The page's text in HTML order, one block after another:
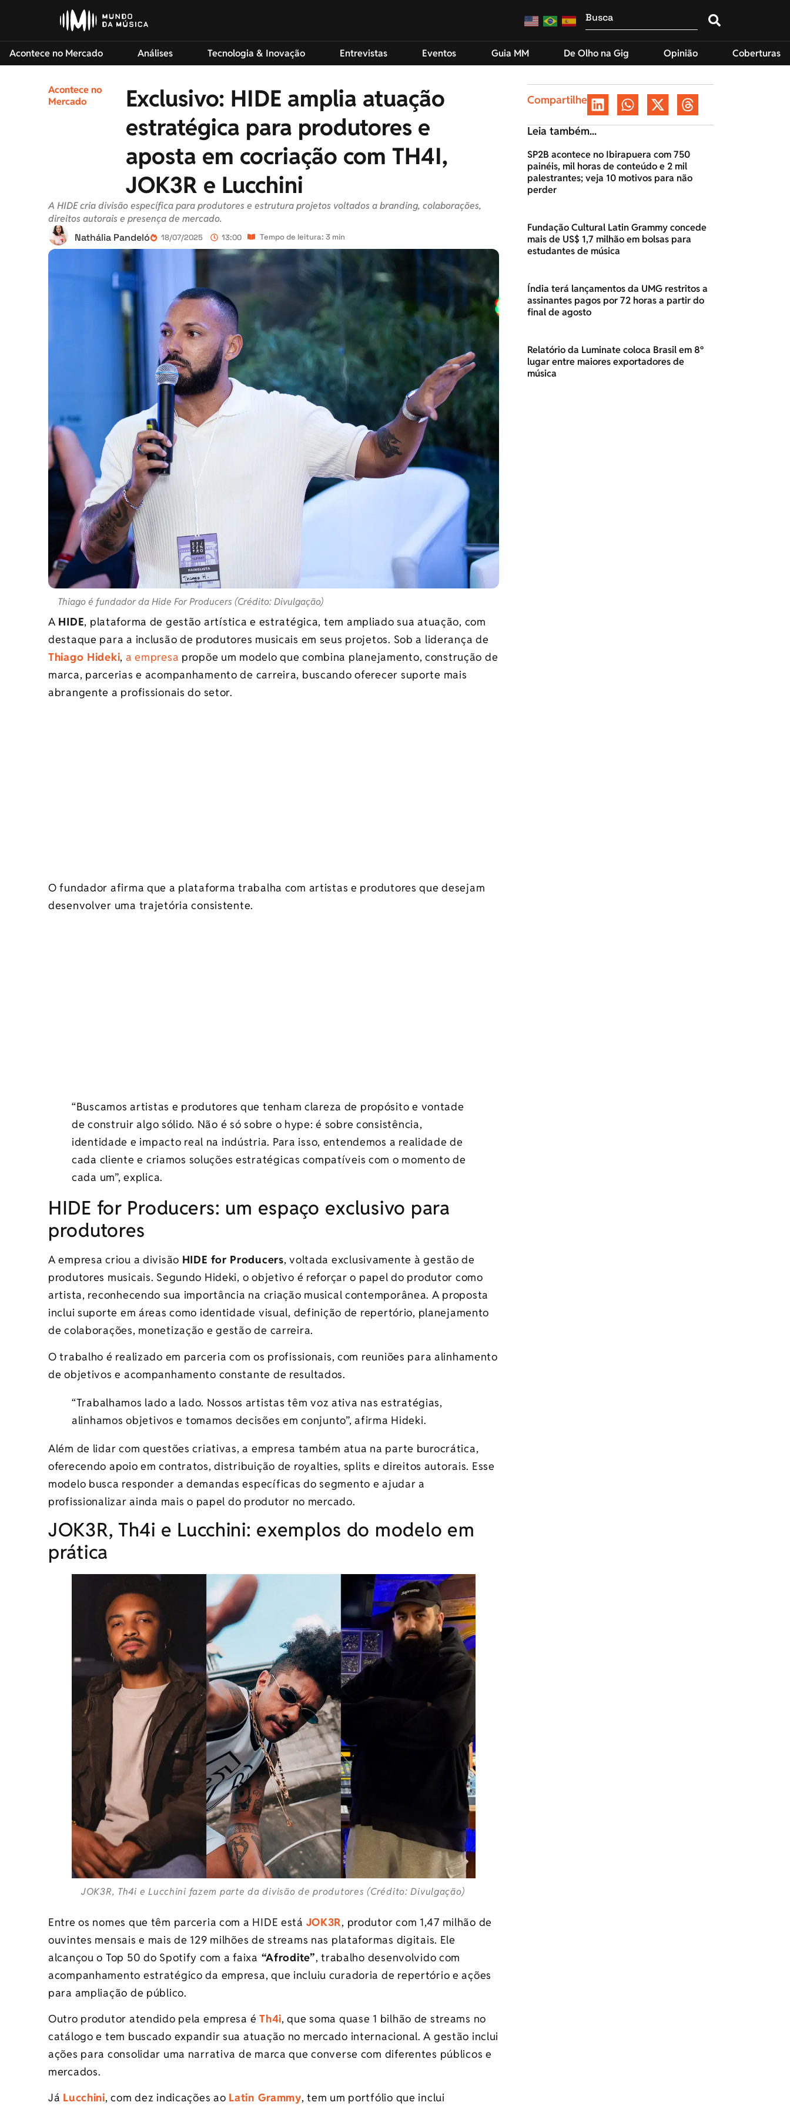
Acontece no Mercado Análises Tecnologia & Inovação Entrevistas Eventos Guia MM De Olho na Gig Opinião Coberturas
Acontece no
Mercado
Exclusivo: HIDE amplia atuação
estratégica para produtores e
aposta em cocriação com TH4I,
JOK3R e Lucchini
A HIDE cria divisão específica para produtores e estrutura projetos voltados a branding, colaborações,
direitos autorais e presença de mercado.
Nathália Pandeló
18/07/2025 13:00 Tempo de leitura: 3 min
Thiago é fundador da Hide For Producers (Crédito: Divulgação)
A HIDE, plataforma de gestão artística e estratégica, tem ampliado sua atuação, com
destaque para a inclusão de produtores musicais em seus projetos. Sob a liderança de
Thiago Hideki, a empresa propõe um modelo que combina planejamento, construção de
marca, parcerias e acompanhamento de carreira, buscando oferecer suporte mais
abrangente a profissionais do setor.
O fundador afirma que a plataforma trabalha com artistas e produtores que desejam
desenvolver uma trajetória consistente.
“Buscamos artistas e produtores que tenham clareza de propósito e vontade
de construir algo sólido. Não é só sobre o hype: é sobre consistência,
identidade e impacto real na indústria. Para isso, entendemos a realidade de
cada cliente e criamos soluções estratégicas compatíveis com o momento de
cada um”, explica.
HIDE for Producers: um espaço exclusivo para
produtores
A empresa criou a divisão HIDE for Producers, voltada exclusivamente à gestão de
produtores musicais. Segundo Hideki, o objetivo é reforçar o papel do produtor como
artista, reconhecendo sua importância na criação musical contemporânea. A proposta
inclui suporte em áreas como identidade visual, definição de repertório, planejamento
de colaborações, monetização e gestão de carreira.
O trabalho é realizado em parceria com os profissionais, com reuniões para alinhamento
de objetivos e acompanhamento constante de resultados.
“Trabalhamos lado a lado. Nossos artistas têm voz ativa nas estratégias,
alinhamos objetivos e tomamos decisões em conjunto”, afirma Hideki.
Além de lidar com questões criativas, a empresa também atua na parte burocrática,
oferecendo apoio em contratos, distribuição de royalties, splits e direitos autorais. Esse
modelo busca responder a demandas específicas do segmento e ajudar a
profissionalizar ainda mais o papel do produtor no mercado.
JOK3R, Th4i e Lucchini: exemplos do modelo em
prática
JOK3R, Th4i e Lucchini fazem parte da divisão de produtores (Crédito: Divulgação)
Entre os nomes que têm parceria com a HIDE está JOK3R, produtor com 1,47 milhão de
ouvintes mensais e mais de 129 milhões de streams nas plataformas digitais. Ele
alcançou o Top 50 do Spotify com a faixa “Afrodite”, trabalho desenvolvido com
acompanhamento estratégico da empresa, que incluiu curadoria de repertório e ações
para ampliação de público.
Outro produtor atendido pela empresa éTh4i, que soma quase 1 bilhão de streams no
catálogo e tem buscado expandir sua atuação no mercado internacional. A gestão inclui
ações para consolidar uma narrativa de marca que converse com diferentes públicos e
mercados.
Já Lucchini, com dez indicações ao Latin Grammy, tem um portfólio que inclui
Compartilhe
Leia também...
SP2B acontece no Ibirapuera com 750
painéis, mil horas de conteúdo e 2 mil
palestrantes; veja 10 motivos para não
perder
Fundação Cultural Latin Grammy concede
mais de US$ 1,7 milhão em bolsas para
estudantes de música
Índia terá lançamentos da UMG restritos a
assinantes pagos por 72 horas a partir do
final de agosto
Relatório da Luminate coloca Brasil em 8º
lugar entre maiores exportadores de
música